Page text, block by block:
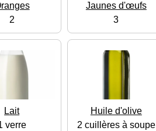
2
Jaunes d'œufs
3
Lait
verre
Huile d'olive
2 cuillères à soupe